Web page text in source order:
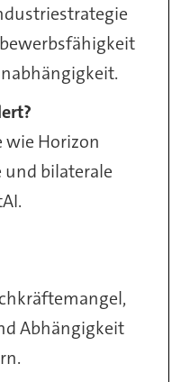
wie Horizon
und bilaterale
Abhängigkeit